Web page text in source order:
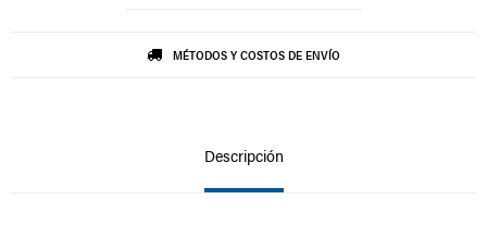
MÉTODOS Y COSTOS DE ENVÍO
Descripción